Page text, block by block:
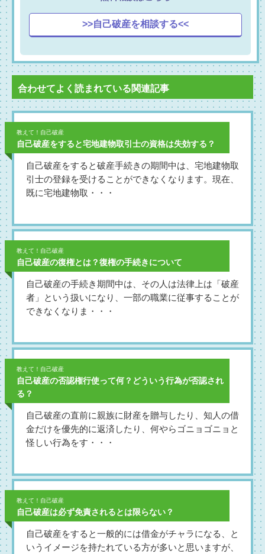
>>自己破産を相談する<<
合わせてよく読まれている関連記事
教えて！自己破産
自己破産をすると宅地建物取引士の資格は失効する？
自己破産をすると破産手続きの期間中は、宅地建物取
引士の登録を受けることができなくなります。現在、
既に宅地建物取・・・
教えて！自己破産
自己破産の復権とは？復権の手続きについて
自己破産の手続き期間中は、その人は法律上は「破産
者」という扱いになり、一部の職業に従事することが
できなくなりま・・・
教えて！自己破産
自己破産の否認権行使って何？どういう行為が否認され
る？
自己破産の直前に親族に財産を贈与したり、知人の借
金だけを優先的に返済したり、何やらゴニョゴニョと
怪しい行為をす・・・
教えて！自己破産
自己破産は必ず免責されるとは限らない？
自己破産をすると一般的には借金がチャラになる、と
いうイメージを持たれている方が多いと思いますが、